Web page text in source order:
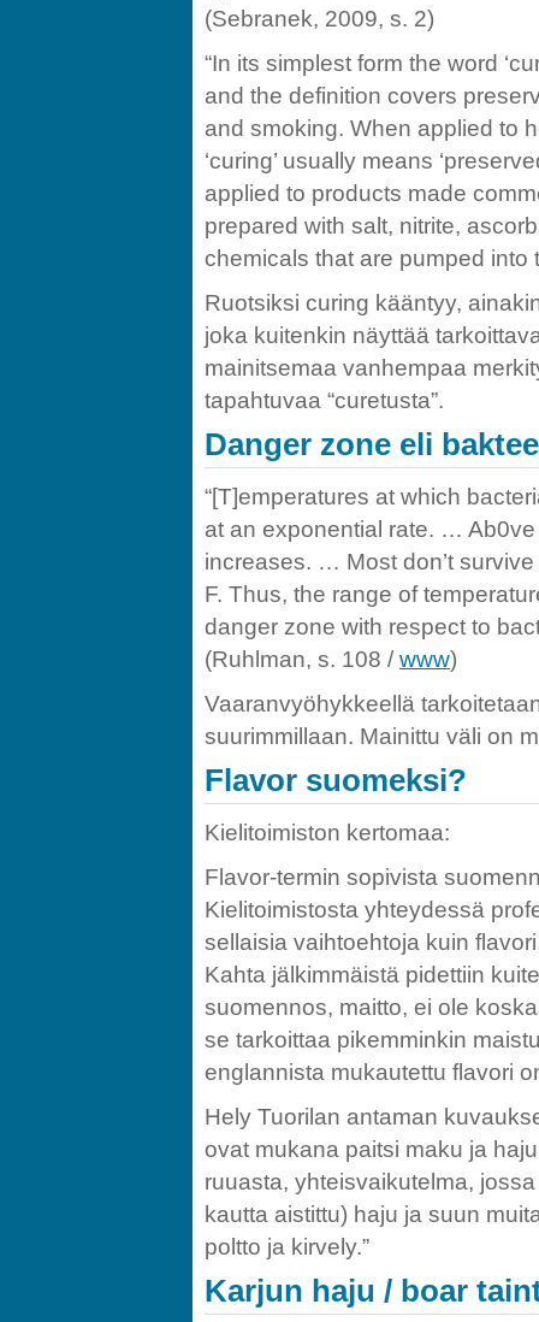
(Sebranek, 2009, s. 2)
“In its simplest form the word
and the definition covers
and smoking. When applied to
‘curing’ usually means
applied to products made
prepared with salt, nitrite,
chemicals that are pumped into
Ruotsiksi curing kääntyy,
joka kuitenkin näyttää
mainitsemaa vanhempaa
tapahtuvaa “curetusta”.
Danger zone eli
“[T]emperatures at which
at an exponential rate. …
increases. … Most don’t
F. Thus, the range of
danger zone with respect to
(Ruhlman, s. 108 / www)
Vaaranvyöhykkeellä
suurimmillaan. Mainittu väli on
Flavor suomeksi?
Kielitoimiston kertomaa:
Flavor-termin sopivista
Kielitoimistosta yhteydessä
sellaisia vaihtoehtoja kuin
Kahta jälkimmäistä pidettiin
suomennos, maitto, ei ole
se tarkoittaa pikemminkin
englannista mukautettu flavori
Hely Tuorilan antaman
ovat mukana paitsi maku ja
ruuasta, yhteisvaikutelma,
kautta aistittu) haju ja suun
poltto ja kirvely.”
Karjun haju / boar